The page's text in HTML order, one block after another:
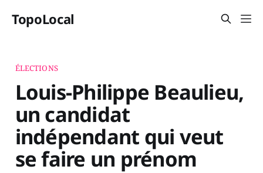
TopoLocal
ÉLECTIONS
Louis-Philippe Beaulieu,
un candidat
indépendant qui veut
se faire un prénom